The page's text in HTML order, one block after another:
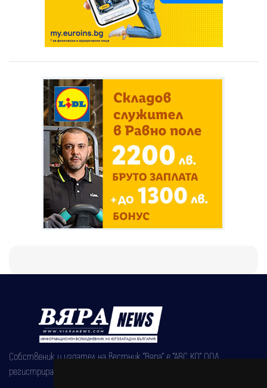
Собственик и издател на вестник "Вяра" е "АВС КО" ООД,
регистрирана на 08.05.2002 година.